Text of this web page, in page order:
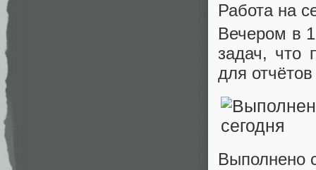
Работа на
Вечером в
задач, что
для
Выполнено